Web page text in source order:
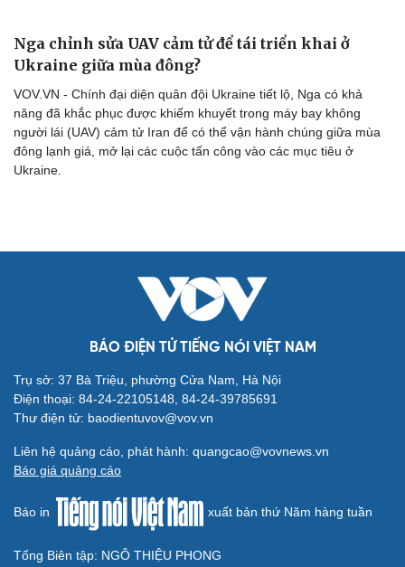
Cải chính
Nga chỉnh sửa UAV cảm tử để tái triển khai ở
Ukraine giữa mùa đông?
VOV.VN - Chính đại diện quân đội Ukraine tiết lộ, Nga có khả
năng đã khắc phục được khiếm khuyết trong máy bay không
người lái (UAV) cảm tử Iran để có thể vận hành chúng giữa mùa
đông lạnh giá, mở lại các cuộc tấn công vào các mục tiêu ở
Ukraine.
BÁO ĐIỆN TỬ TIẾNG NÓI VIỆT NAM
Trụ sở: 37 Bà Triệu, phường Cửa Nam, Hà Nội
Điện thoại: 84-24-22105148, 84-24-39785691
Thư điện tử: baodientuvov@vov.vn
Liên hệ quảng cáo, phát hành: quangcao@vovnews.vn
Báo giá quảng cáo
Báo in xuất bản thứ Năm hàng tuần
Tổng Biên tập: NGÔ THIỆU PHONG